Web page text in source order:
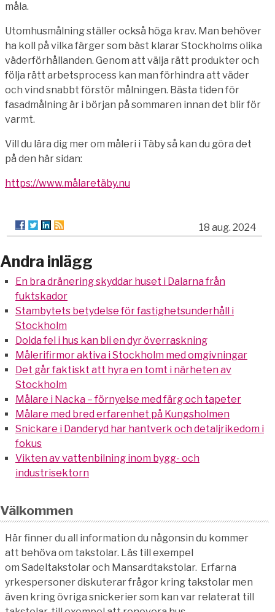
måla.
Utomhusmålning ställer också höga krav. Man behöver
ha koll på vilka färger som bäst klarar Stockholms olika
väderförhållanden. Genom att välja rätt produkter och
följa rätt arbetsprocess kan man förhindra att väder
och vind snabbt förstör målningen. Bästa tiden för
fasadmålning är i början på sommaren innan det blir för
varmt.
Vill du lära dig mer om måleri i Täby så kan du göra det
på den här sidan:
https://www.målaretäby.nu
18 aug. 2024
Andra inlägg
En bra dränering skyddar huset i Dalarna från
fuktskador
Stambytets betydelse för fastighetsunderhåll i
Stockholm
Dolda fel i hus kan bli en dyr överraskning
Målerifirmor aktiva i Stockholm med omgivningar
Det går faktiskt att hyra en tomt i närheten av
Stockholm
Målare i Nacka – förnyelse med färg och tapeter
Målare med bred erfarenhet på Kungsholmen
Snickare i Danderyd har hantverk och detaljrikedom i
fokus
Vikten av vattenbilning inom bygg- och
industrisektorn
Välkommen
Här finner du all information du någonsin du kommer
att behöva om takstolar. Läs till exempel
om Sadeltakstolar och Mansardtakstolar. Erfarna
yrkespersoner diskuterar frågor kring takstolar men
även kring övriga snickerier som kan var relaterat till